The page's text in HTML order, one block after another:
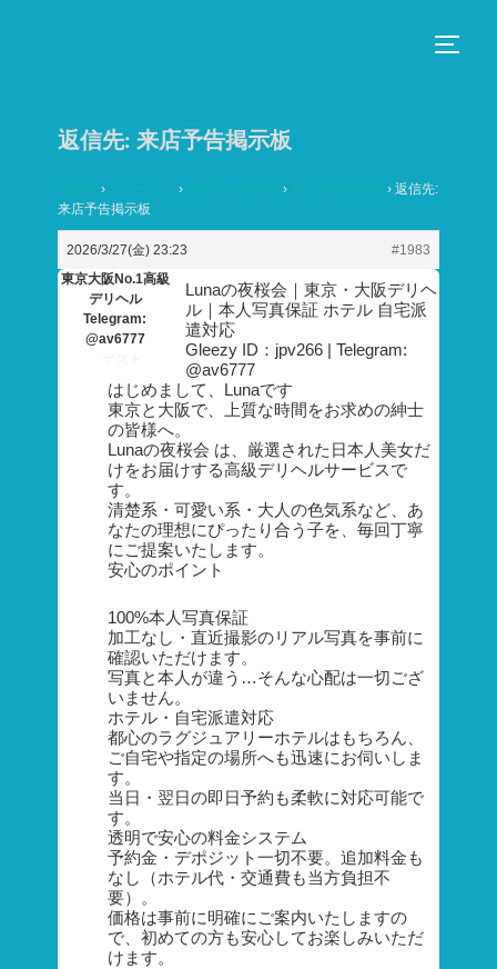
返信先: 来店予告掲示板
HOME › フォーラム › 来店予告掲示板 › 来店予告掲示板 › 返信先:
来店予告掲示板
2026/3/27(金) 23:23
#1983
東京大阪No.1高級
デリヘル
Telegram:
@av6777
Lunaの夜桜会｜東京・大阪デリヘ
ル｜本人写真保証 ホテル 自宅派
遣対応
Gleezy ID：jpv266 | Telegram:
@av6777
はじめまして、Lunaです
東京と大阪で、上質な時間をお求めの紳士
の皆様へ。
Lunaの夜桜会 は、厳選された日本人美女だ
けをお届けする高級デリヘルサービスで
す。
清楚系・可愛い系・大人の色気系など、あ
なたの理想にぴったり合う子を、毎回丁寧
にご提案いたします。
安心のポイント
100%本人写真保証
加工なし・直近撮影のリアル写真を事前に
確認いただけます。
写真と本人が違う…そんな心配は一切ござ
いません。
ホテル・自宅派遣対応
都心のラグジュアリーホテルはもちろん、
ご自宅や指定の場所へも迅速にお伺いしま
す。
当日・翌日の即日予約も柔軟に対応可能で
す。
透明で安心の料金システム
予約金・デポジット一切不要。追加料金も
なし（ホテル代・交通費も当方負担不
要）。
価格は事前に明確にご案内いたしますの
で、初めての方も安心してお楽しみいただ
けます。